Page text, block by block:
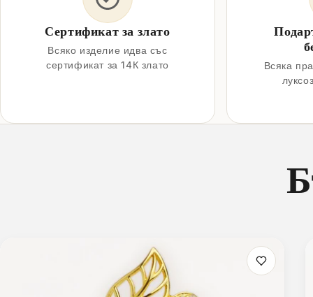
Сертификат за злато
Всяко изделие идва със
сертификат за 14К злато
Всяка